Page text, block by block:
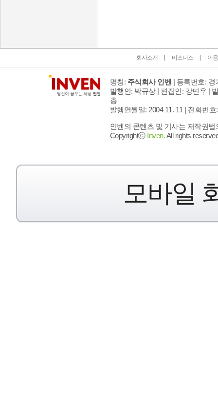
회사소개 비즈니스 이
명칭: 주식회사 인벤 | 등록번호: 경
발행인: 박규상 | 편집인: 강민우 |
층
발행연월일: 2004 11. 11 | 전화번호
인벤의 콘텐츠 및 기사는 저작권
Copyrightⓒ Inven.All rights
모바일